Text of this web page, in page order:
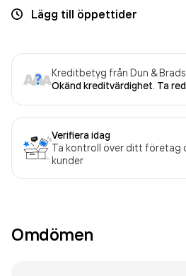
Lägg till öppettider
Kreditbetyg från Dun &
Okänd kreditvärdighet. Ta
Verifiera idag
Ta kontroll över ditt företag
kunder
Omdömen